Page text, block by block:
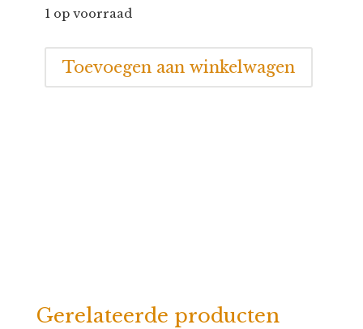
1 op voorraad
Funkybox
Lucky
Clover
Toevoegen aan winkelwagen
Gerelateerde producten